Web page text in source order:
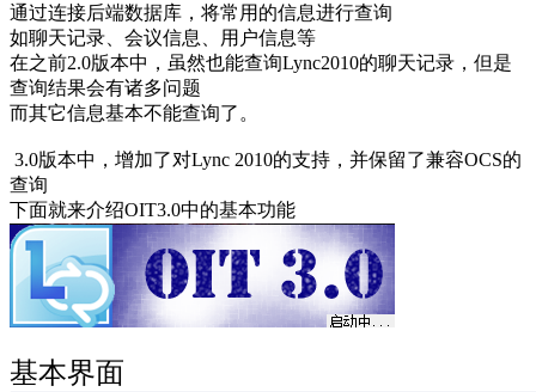
通过连接后端数据库，将常用的信息进行查询
如聊天记录、会议信息、用户信息等
在之前2.0版本中，虽然也能查询Lync2010的聊天记录，但是
查询结果会有诸多问题
而其它信息基本不能查询了。
3.0版本中，增加了对Lync 2010的支持，并保留了兼容OCS的
查询
下面就来介绍OIT3.0中的基本功能
基本界面